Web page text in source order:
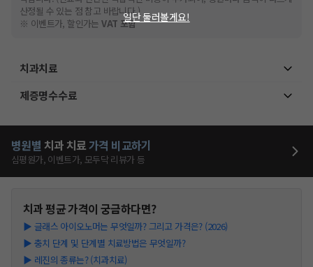
산정될 수 있는 점 참고 바랍니다.)
※ 이벤트가, 할인가는VAT 포함
치과치료
제증명수수료
병원별 치과 치료가격 비교하기
심평원가, 이벤트가, 모두닥 리뷰가 등
치과평균 가격이 궁금하다면?
▶ 글래스 아이오노머는 무엇일까? 그리고 가격은? (2026)
▶ 충치 단계 및 단계별 치료방법은 무엇일까?
▶ 레진의 종류는? (치과치료)
일단 둘러볼게요!